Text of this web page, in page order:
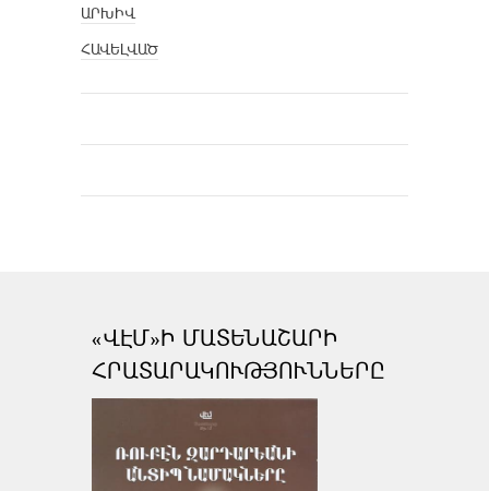
ԱՐԽԻՎ
ՀԱՎԵԼՎԱԾ
«ՎԷՄ»Ի ՄԱՏԵՆԱՇԱՐԻ
ՀՐԱՏԱՐԱԿՈՒԹՅՈՒՆՆԵՐԸ